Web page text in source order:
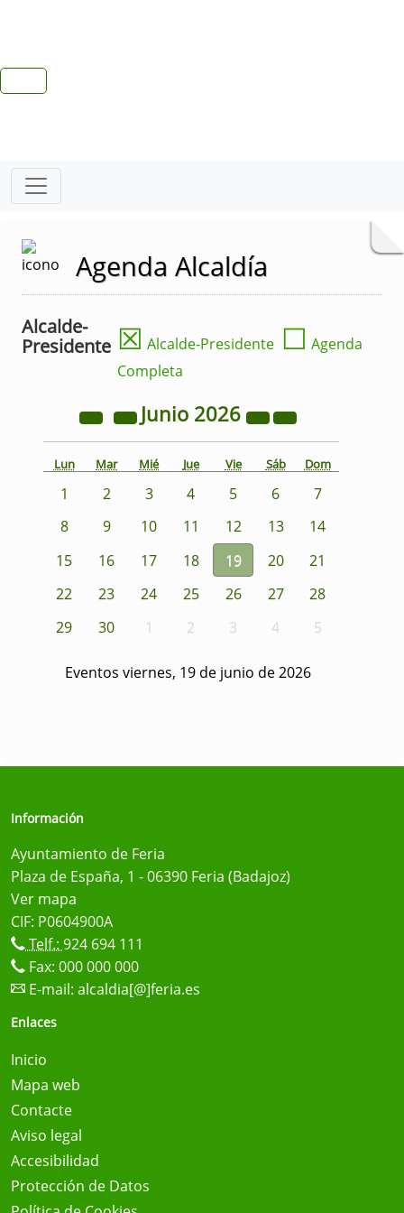
Agenda Alcaldía
Alcalde-
Presidente ☒ Alcalde-Presidente ☐ Agenda
Completa
Junio 2026
Lun Mar Mié Jue Vie Sáb Dom
1 2 3 4 5 6
7
8
9 10 11 12 13
14
15
16 17 18 19 20
21
22
23 24 25 26 27
28
29
30 1 2 3 4 5
Eventos viernes, 19 de junio de 2026
Información
Ayuntamiento de Feria
Plaza de España, 1 - 06390 Feria (Badajoz)
Ver mapa
CIF: P0604900A
Telf.: 924 694 111
Fax: 000 000 000
E-mail: alcaldia[@]feria.es
Enlaces
Inicio
Mapa web
Contacte
Aviso legal
Accesibilidad
Protección de Datos